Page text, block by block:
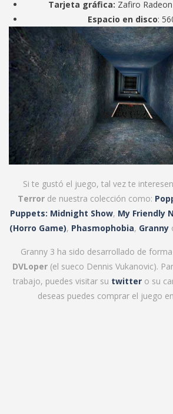
Tarjeta gráfica: Zafiro
Espacio en disco:
Si te gustó el juego, tal vez te
Terrorde nuestra colección como:
Puppets: Midnight Show, My Friendly
(Horro Game), Phasmophobia, Granny
Granny 3 ha sido desarrollado de
DVLoper(el sueco Dennis Vukanovic).
trabajo, puedes visitar su twittero su
deseas puedes comprar el juego